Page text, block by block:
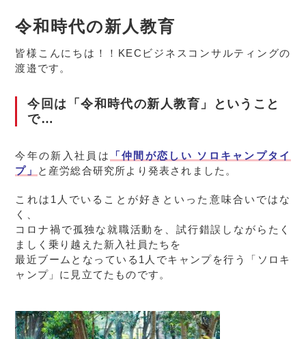
令和時代の新人教育
皆様こんにちは！！KECビジネスコンサルティングの
渡邉です。
今回は「令和時代の新人教育」ということ
で…
今年の新入社員は
「仲間が恋しい ソロキャンプタイ
プ」
と産労総合研究所より発表されました。
これは1人でいることが好きといった意味合いではな
く、
コロナ禍で孤独な就職活動を、試行錯誤しながらたく
ましく乗り越えた新入社員たちを
最近ブームとなっている1人でキャンプを行う「ソロキ
ャンプ」に見立てたものです。